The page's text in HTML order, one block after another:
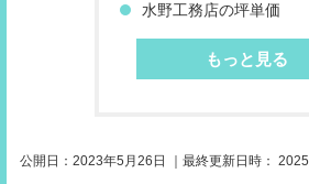
水野工務店の坪単価
もっと見る
公開日： 2023年5月26日 ｜最終更新日時：